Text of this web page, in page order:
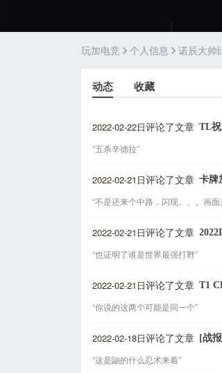
玩加电竞 个人信息 诺辰大帅
动态 收藏
2022-02-22日评论了文章 TL祝
“五杀辛德拉”
2022-02-21日评论了文章 卡牌
“不是还来个中路，闪现。。。画面
2022-02-21日评论了文章
“也证明了谁是世界最强打野”
2022-02-21日评论了文章 T1
“你说的这两个可能是同一个”
2022-02-18日评论了文章 [战
“这是鼬的什么忍术来着”